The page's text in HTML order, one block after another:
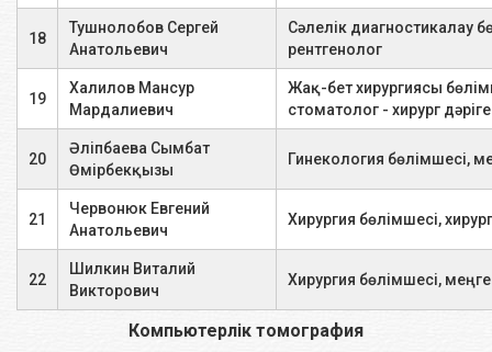
Абдоминальды датчикпен
1 зерттеу
Трансвагинальды датчикпен
гениталийдің УДЗ
1 зерттеу 4300
Қуық безінің УДЗ
трансректальды (ТРУЗИ)
Трансабдоминалды УДЗ бездер
мен несеп қалдық зәрі бар
көпіршік
1 зерттеу 5000
18
Тушнолобов Сергей
Анатольевич
Сәлелік диагностикалау
рентгенолог
19
Халилов Мансур
Мардалиевич
Жақ-бет хирургиясы
стоматолог - хирург
20
Әліпбаева Сымбат
Өмірбекқызы
Гинекология бөлімшесі,
21
Червонюк Евгений
Анатольевич
Хирургия бөлімшесі, хирург
22
Шилкин Виталий
Викторович
Хирургия бөлімшесі,
Компьютерлiк томография